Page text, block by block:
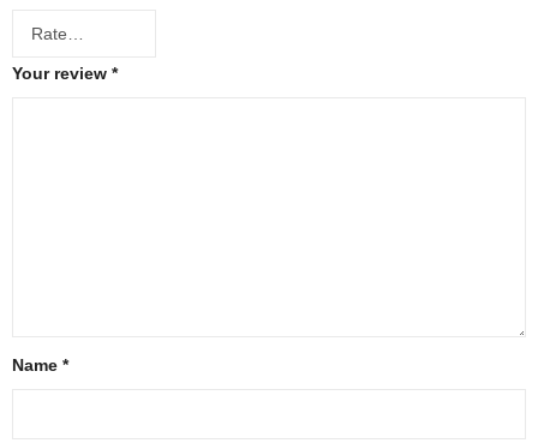
Your review *
Name *